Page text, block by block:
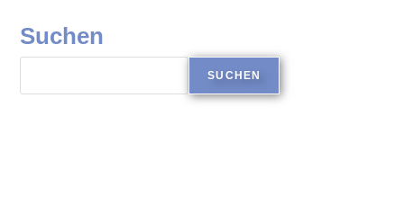
Suchen
SUCHEN